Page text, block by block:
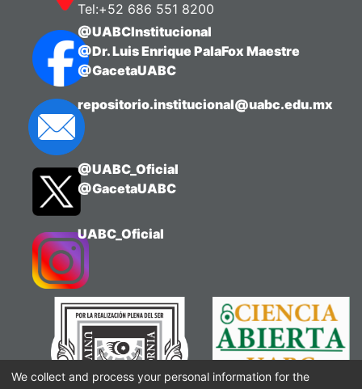
Tel:+52 686 551 8200
@UABCInstitucional
@Dr. Luis Enrique PalaFox Maestre
@GacetaUABC
repositorio.institucional@uabc.edu.mx
@UABC_Oficial
@GacetaUABC
UABC_Oficial
We collect and process your personal information for the